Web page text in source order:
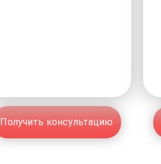
Получить консультацию